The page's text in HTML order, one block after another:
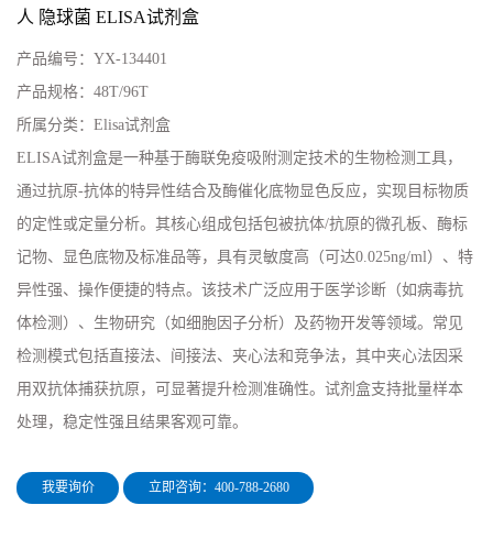
人 隐球菌 ELISA试剂盒
产品编号： YX-134401
产品规格： 48T/96T
所属分类： Elisa试剂盒
ELISA试剂盒是一种基于酶联免疫吸附测定技术的生物检测工具，
通过抗原-抗体的特异性结合及酶催化底物显色反应，实现目标物质
的定性或定量分析。其核心组成包括包被抗体/抗原的微孔板、酶标
记物、显色底物及标准品等，具有灵敏度高（可达0.025ng/ml）、特
异性强、操作便捷的特点。该技术广泛应用于医学诊断（如病毒抗
体检测）、生物研究（如细胞因子分析）及药物开发等领域。常见
检测模式包括直接法、间接法、夹心法和竞争法，其中夹心法因采
用双抗体捕获抗原，可显著提升检测准确性。试剂盒支持批量样本
处理，稳定性强且结果客观可靠。
我要询价 立即咨询：400-788-2680